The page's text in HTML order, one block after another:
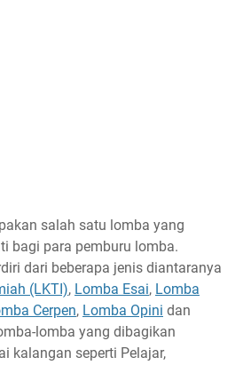
Pekan Ilmiah Fakultas Teknik
Widyagama Malang
2023 Community of
2023 BIWARA UNSOED
2023 Dies Natalis STIE Satya
ke-27
salah satu lomba yang
bagi para pemburu lomba.
dari beberapa jenis diantaranya
(LKTI), Lomba Esai, Lomba
Cerpen, Lomba Opini dan
lomba yang dibagikan
kalangan seperti Pelajar,